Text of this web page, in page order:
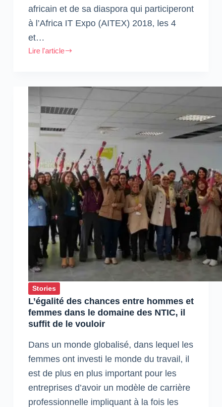
africain et de sa diaspora qui participeront
à l’Africa IT Expo (AITEX) 2018, les 4
et…
Lire l'article
StarTex
dédiée
à
la
startup
Tech
et
à
l’innovation
Stories
L’égalité des chances entre hommes et
femmes dans le domaine des NTIC, il
suffit de le vouloir
Dans un monde globalisé, dans lequel les
femmes ont investi le monde du travail, il
est de plus en plus important pour les
entreprises d’avoir un modèle de carrière
professionnelle impliquant à la fois les